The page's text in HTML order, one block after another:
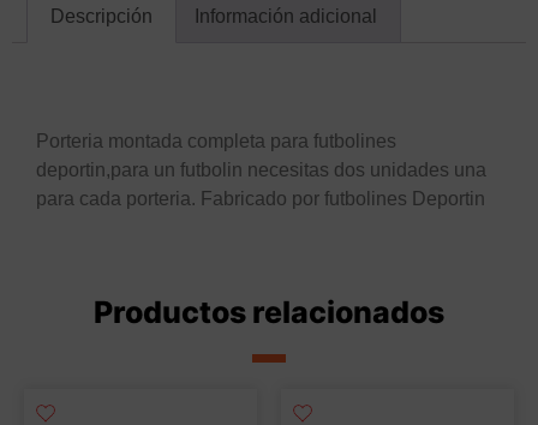
Descripción Información adicional
Porteria montada completa para futbolines
deportin,para un futbolin necesitas dos unidades una
para cada porteria. Fabricado por futbolines Deportin
Productos relacionados